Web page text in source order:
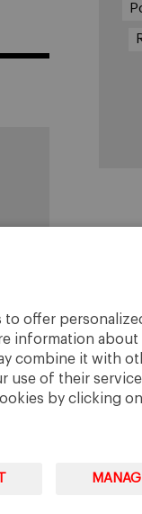
to offer
information
combine it with
use of their
by clicking